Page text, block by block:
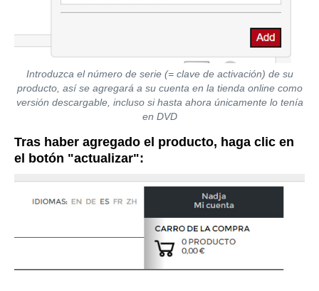
Introduzca el número de serie (= clave de activación) de su
producto, así se agregará a su cuenta en la tienda online como
versión descargable, incluso si hasta ahora únicamente lo tenía
en DVD
Tras haber agregado el producto, haga clic en
el botón "actualizar":